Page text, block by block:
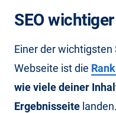
SEO
Einer der wichtigsten
Webseite ist die
wie viele deiner
Ergebnisseite